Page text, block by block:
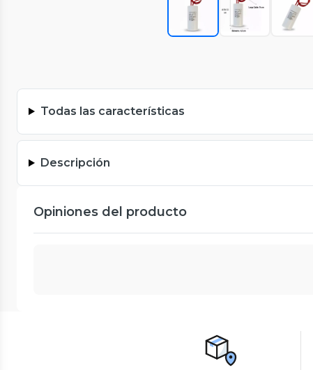
Todas las características
Descripción
Opiniones del producto